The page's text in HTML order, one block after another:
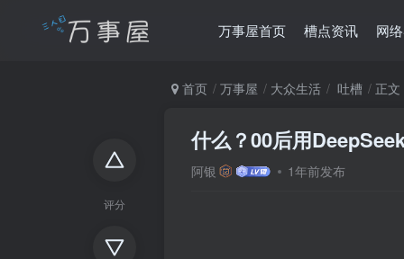
万事屋首页 槽点资讯 网
评分
首页 万事屋 大众生活 吐槽 正文
什么？00后用
阿银 1年前发布